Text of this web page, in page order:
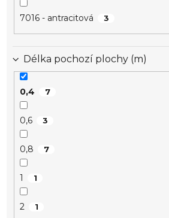
7016 - antracitová 3
Délka pochozí plochy (m)
0,4 7
0,6 3
0,8 7
1 1
2 1